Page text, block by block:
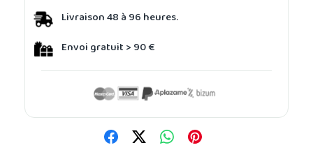
Livraison 48 à 96 heures.
Envoi gratuit > 90 €